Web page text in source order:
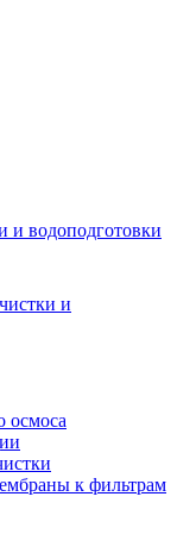
и водоподготовки
и
осмоса
к фильтрам